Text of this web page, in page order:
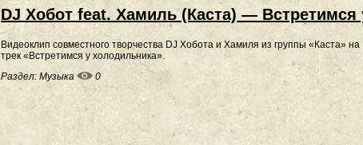
DJ Хобот feat. Хамиль (Каста) — Встретимся
Видеоклип совместного творчества DJ Хобота и Хамиля из группы «Каста» на
трек «Встретимся у холодильника».
Раздел: Музыка 0